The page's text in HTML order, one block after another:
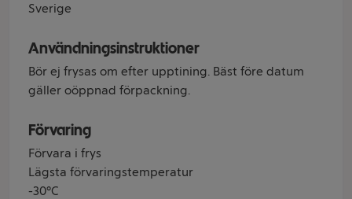
Sverige
Användningsinstruktioner
Bör ej frysas om efter upptining. Bäst före datum
gäller oöppnad förpackning.
Förvaring
Förvara i frys
Lägsta förvaringstemperatur
-30°C